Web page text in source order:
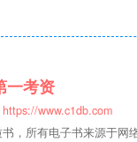
一考资
https://www.c1db.com
，所有电子书来源于网